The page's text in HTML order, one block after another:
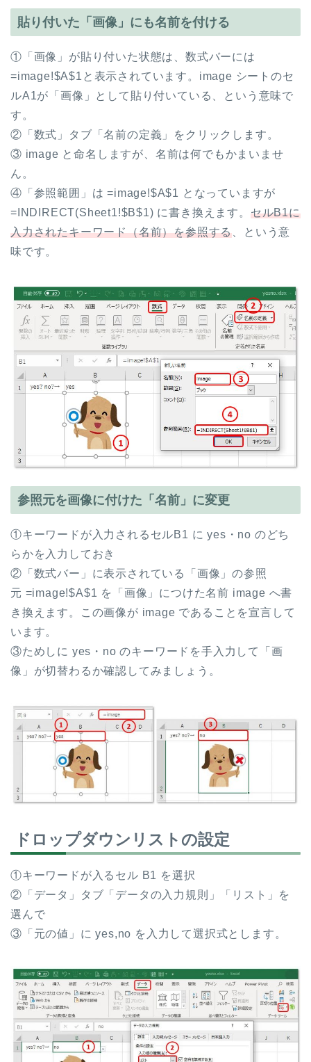
貼り付いた「画像」にも名前を付ける
①「画像」が貼り付いた状態は、数式バーには
=image!$A$1と表示されています。image シートのセ
ルA1が「画像」として貼り付いている、という意味で
す。
②「数式」タブ「名前の定義」をクリックします。
③ image と命名しますが、名前は何でもかまいませ
ん。
④「参照範囲」は =image!$A$1 と なっていますが
=INDIRECT(Sheet1!$B$1) に書き換えます。 セルB1に
入力されたキーワード（名前）を参照する 、という意
味です。
参照元を画像に付けた「名前」に変更
①キーワードが入力されるセルB1 に yes・no のどち
らかを入力しておき
②「数式バー」に表示されている「画像」の参照
元 =image!$A$1 を「画像」につけた名前 image へ書
き換えます。この画像が image であることを宣言して
います。
③ためしに yes・no のキーワードを手入力して「画
像」が切替わるか確認してみましょう。
ドロップダウンリストの設定
①キーワードが入るセル B1 を選択
②「データ」タブ「データの入力規則」「リスト」を
選んで
③「元の値」に yes,no を入力して選択式とします。